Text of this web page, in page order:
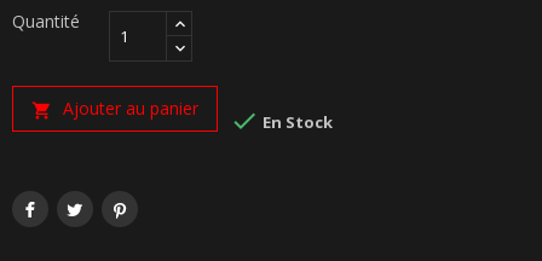
Quantité
 Ajouter au panier  En Stock